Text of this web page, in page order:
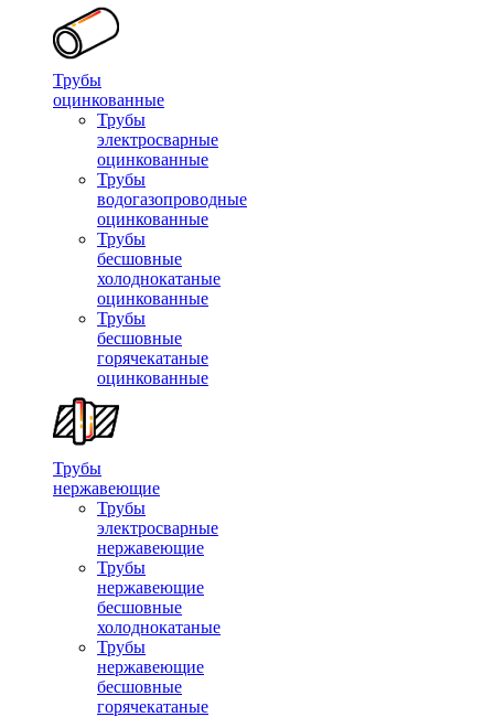
Трубы
оцинкованные
Трубы
электросварные
оцинкованные
Трубы
водогазопроводные
оцинкованные
Трубы
бесшовные
холоднокатаные
оцинкованные
Трубы
бесшовные
горячекатаные
оцинкованные
Трубы
нержавеющие
Трубы
электросварные
нержавеющие
Трубы
нержавеющие
бесшовные
холоднокатаные
Трубы
нержавеющие
бесшовные
горячекатаные